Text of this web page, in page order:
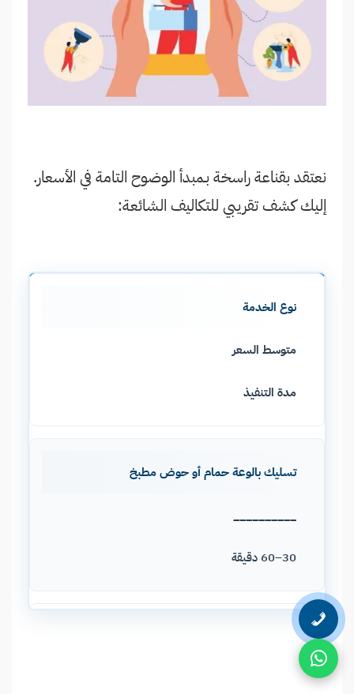
نعتقد بقناعة راسخة بـمبدأ الوضوح التامة في الأسعار.
إليك كشف تقريبي للتكاليف الشائعة:
نوع الخدمة
متوسط السعر
مدة التنفيذ
تسليك بالوعة حمام أو حوض مطبخ
30–60 دقيقة
تسليك خط صرف كامل بالضغط العالي